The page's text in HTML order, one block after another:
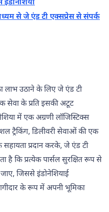
इंडोनेशिया
से जे एंड टी एक्सप्रेस से संपर्क
लाभ उठाने के लिए जे एंड टी
सेवा के प्रति इसकी अटूट
में एक अग्रणी लॉजिस्टिक्स
ट्रैकिंग, डिलीवरी सेवाओं की एक
सहायता प्रदान करके, जे एंड टी
है कि प्रत्येक पार्सल सुरक्षित रूप से
जिससे इंडोनेशियाई
के रूप में अपनी भूमिका